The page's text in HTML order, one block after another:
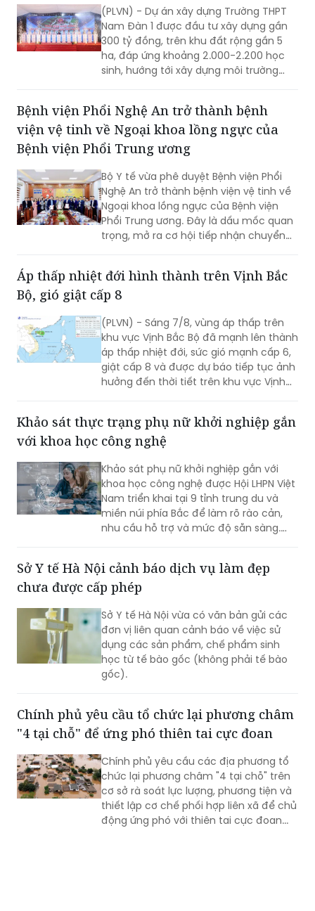
ty TNHH MTV Đường sắt Hà Nội đã lập
phương án rà soát, sửa chữa tại 12 nhà
ga với kinh phí dự toán hơn 1,1 tỷ đồng.
(PLVN) - Dự án xây dựng Trường THPT
Nam Đàn 1 được đầu tư xây dựng gần
300 tỷ đồng, trên khu đất rộng gần 5
ha, đáp ứng khoảng 2.000-2.200 học
sinh, hướng tới xây dựng môi trường
trị nhân văn.
Bệnh viện Phổi Nghệ An trở thành bệnh
viện vệ tinh về Ngoại khoa lồng ngực của
Bệnh viện Phổi Trung ương
Bộ Y tế vừa phê duyệt Bệnh viện Phổi
Nghệ An trở thành bệnh viện vệ tinh về
Ngoại khoa lồng ngực của Bệnh viện
Phổi Trung ương. Đây là dấu mốc quan
trọng, mở ra cơ hội tiếp nhận chuyển
ngay tại Nghệ An.
Áp thấp nhiệt đới hình thành trên Vịnh Bắc
Bộ, gió giật cấp 8
(PLVN) - Sáng 7/8, vùng áp thấp trên
khu vực Vịnh Bắc Bộ đã mạnh lên thành
áp thấp nhiệt đới, sức gió mạnh cấp 6,
giật cấp 8 và được dự báo tiếp tục ảnh
hưởng đến thời tiết trên khu vực Vịnh
Khảo sát thực trạng phụ nữ khởi nghiệp gắn
với khoa học công nghệ
Khảo sát phụ nữ khởi nghiệp gắn với
khoa học công nghệ được Hội LHPN Việt
Nam triển khai tại 9 tỉnh trung du và
miền núi phía Bắc để làm rõ rào cản,
nhu cầu hỗ trợ và mức độ sẵn sàng.
Sở Y tế Hà Nội cảnh báo dịch vụ làm đẹp
chưa được cấp phép
Sở Y tế Hà Nội vừa có văn bản gửi các
đơn vị liên quan cảnh báo về việc sử
dụng các sản phẩm, chế phẩm sinh
học từ tế bào gốc (không phải tế bào
gốc).
Chính phủ yêu cầu tổ chức lại phương châm
"4 tại chỗ" để ứng phó thiên tai cực đoan
Chính phủ yêu cầu các địa phương tổ
chức lại phương châm "4 tại chỗ" trên
cơ sở rà soát lực lượng, phương tiện và
thiết lập cơ chế phối hợp liên xã để chủ
động ứng phó với thiên tai cực đoan...